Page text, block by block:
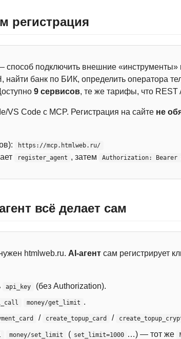
регистрация
способ подключить внешние «инструменты»
найти банк по БИК, определить оператора
9 сервисов, те же тарифы, что REST
VS Code с MCP. Регистрация на сайте не
https://mcp.htmlweb.ru/
register_agent , затем Authorization: Bearer
всё делает сам
htmlweb.ru. AI-агент сам регистрирует
api_key (без Authorization).
money/get_limit .
/ create_topup_card /
money/set_limit ( set_limit=1000 …) — тот же